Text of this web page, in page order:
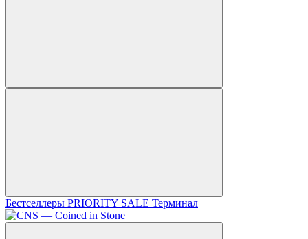
Бестселлеры PRIORITY SALE Терминал